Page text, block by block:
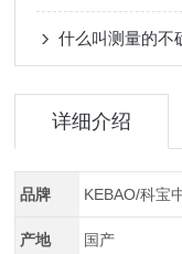
什么叫测量的不
详细介绍
品牌 KEBAO/科宝
产地 国产